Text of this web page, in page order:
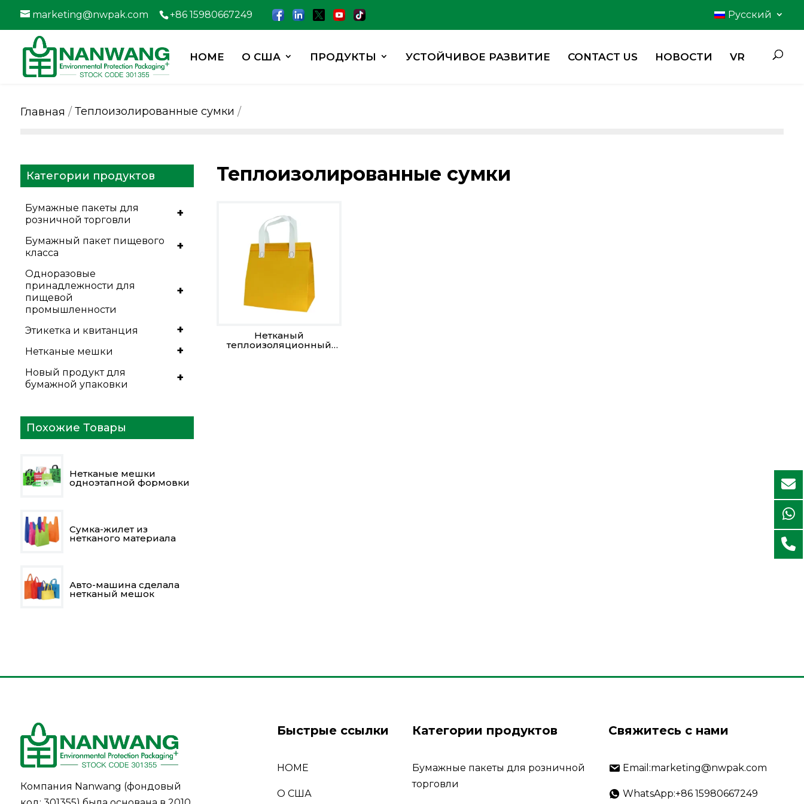
marketing@nwpak.com +86 15980667249 Русский
HOME О США ПРОДУКТЫ УСТОЙЧИВОЕ РАЗВИТИЕ CONTACT US НОВОСТИ VR
Главная Теплоизолированные сумки
Категории продуктов
+
Бумажные пакеты для
розничной торговли
+
Бумажный пакет пищевого
класса
+
Одноразовые
принадлежности для
пищевой
промышленности
+
Этикетка и квитанция
+
Нетканые мешки
+
Новый продукт для
бумажной упаковки
Похожие Товары
Нетканые мешки
одноэтапной формовки
Сумка-жилет из
нетканого материала
Авто-машина сделала
нетканый мешок
Теплоизолированные сумки
Нетканый
теплоизоляционный
Компания Nanwang (фондовый
Быстрые ссылки
HOME
О США
Категории продуктов
Бумажные пакеты для розничной
торговли
Свяжитесь с нами
Email:marketing@nwpak.com
WhatsApp:+86 15980667249